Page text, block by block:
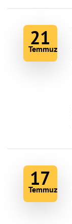
21
Temmuz
17
Temmuz